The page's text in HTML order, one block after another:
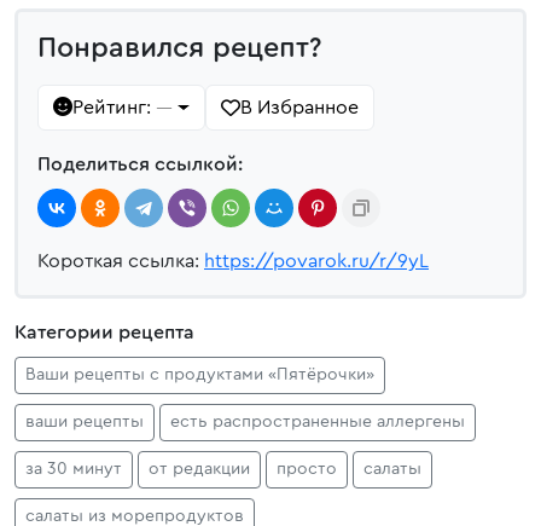
Понравился рецепт?
Рейтинг: — В Избранное
Поделиться ссылкой:
Короткая ссылка: https://povarok.ru/r/9yL
Категории рецепта
Ваши рецепты с продуктами «Пятёрочки»
ваши рецепты есть распространенные аллергены
за 30 минут от редакции просто салаты
салаты из морепродуктов